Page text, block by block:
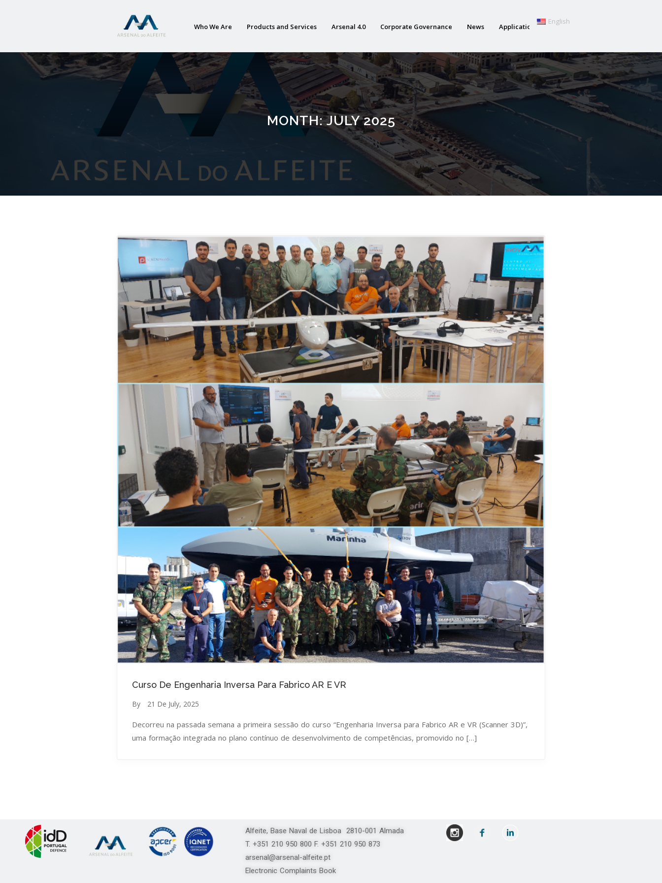
Who We Are Products and Services Arsenal 4.0 Corporate Governance News Applications
MONTH:JULY 2025
Curso De Engenharia Inversa Para Fabrico AR E VR
By 21 De July, 2025
Decorreu na passada semana a primeira sessão do curso “Engenharia Inversa para Fabrico AR e VR (Scanner 3D)”,
uma formação integrada no plano contínuo de desenvolvimento de competências, promovido no […]
Alfeite, Base Naval de Lisboa 2810-001 Almada
T. +351 210 950 800 F. +351 210 950 873
arsenal@arsenal-alfeite.pt
Electronic Complaints Book
English